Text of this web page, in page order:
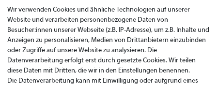
Wir verwenden Cookies und ähnliche Technologien auf unserer
Website und verarbeiten personenbezogene Daten von
Besucher:innen unserer Webseite (z.B. IP-Adresse), um z.B. Inhalte und
Anzeigen zu personalisieren, Medien von Drittanbietern einzubinden
oder Zugriffe auf unsere Website zu analysieren. Die
Datenverarbeitung erfolgt erst durch gesetzte Cookies. Wir teilen
diese Daten mit Dritten, die wir in den Einstellungen benennen.
Die Datenverarbeitung kann mit Einwilligung oder aufgrund eines